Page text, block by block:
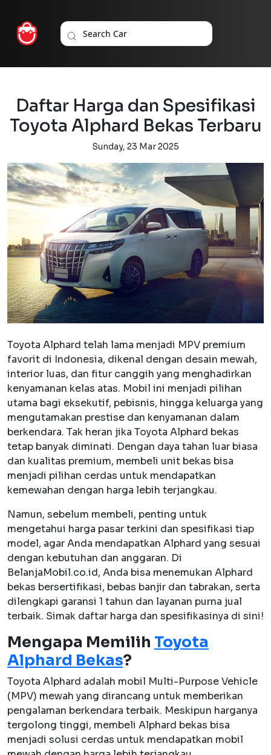
Daftar Harga dan Spesifikasi
Toyota Alphard Bekas Terbaru
Sunday, 23 Mar 2025
Toyota Alphard telah lama menjadi MPV premium
favorit di Indonesia, dikenal dengan desain mewah,
interior luas, dan fitur canggih yang menghadirkan
kenyamanan kelas atas. Mobil ini menjadi pilihan
utama bagi eksekutif, pebisnis, hingga keluarga yang
mengutamakan prestise dan kenyamanan dalam
berkendara. Tak heran jika Toyota Alphard bekas
tetap banyak diminati. Dengan daya tahan luar biasa
dan kualitas premium, membeli unit bekas bisa
menjadi pilihan cerdas untuk mendapatkan
kemewahan dengan harga lebih terjangkau.
Namun, sebelum membeli, penting untuk
mengetahui harga pasar terkini dan spesifikasi tiap
model, agar Anda mendapatkan Alphard yang sesuai
dengan kebutuhan dan anggaran. Di
BelanjaMobil.co.id, Anda bisa menemukan Alphard
bekas bersertifikasi, bebas banjir dan tabrakan, serta
dilengkapi garansi 1 tahun dan layanan purna jual
terbaik. Simak daftar harga dan spesifikasinya di sini!
Mengapa Memilih Toyota
Alphard Bekas?
Toyota Alphard adalah mobil Multi-Purpose Vehicle
(MPV) mewah yang dirancang untuk memberikan
pengalaman berkendara terbaik. Meskipun harganya
tergolong tinggi, membeli Alphard bekas bisa
menjadi solusi cerdas untuk mendapatkan mobil